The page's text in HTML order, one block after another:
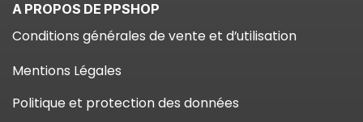
A PROPOS DE PPSHOP
Conditions générales de vente et d’utilisation
Mentions Légales
Politique et protection des données